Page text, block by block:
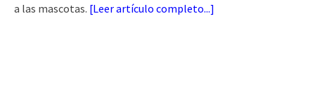
a las mascotas. [Leer artículo completo...]